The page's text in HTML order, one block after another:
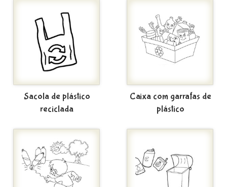
Sacola de plástico
reciclada
Caixa com garrafas de
plástico